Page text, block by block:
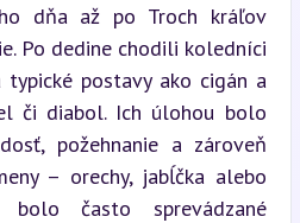
dňa až po Troch kráľov
Po dedine chodili koledníci
postavy ako cigán a
či diabol. Ich úlohou bolo
požehnanie a zároveň
– orechy, jabĺčka alebo
bolo často sprevádzané